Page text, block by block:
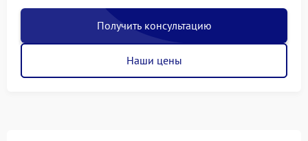
Получить консультацию
Наши цены